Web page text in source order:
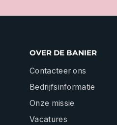
OVER DE BANIER
Contacteer ons
Bedrijfsinformatie
Onze missie
Vacatures